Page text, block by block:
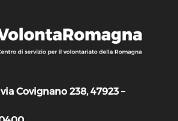
Covignano 238, 47923 –